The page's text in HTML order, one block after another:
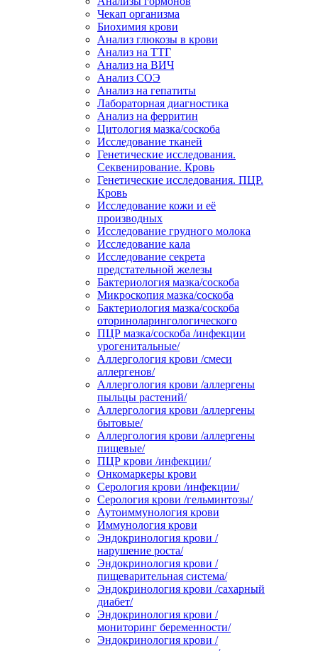
Чекап организма
Биохимия крови
Анализ глюкозы в крови
Анализ на ТТГ
Анализ на ВИЧ
Анализ СОЭ
Анализ на гепатиты
Лабораторная диагностика
Анализ на ферритин
Цитология мазка/соскоба
Исследование тканей
Генетические исследования.
Секвенирование. Кровь
Генетические исследования. ПЦР.
Кровь
Исследование кожи и её
производных
Исследование грудного молока
Исследование кала
Исследование секрета
предстательной железы
Бактериология мазка/соскоба
Микроскопия мазка/соскоба
Бактериология мазка/соскоба
оториноларингологического
ПЦР мазка/соскоба /инфекции
урогенитальные/
Аллергология крови /смеси
аллергенов/
Аллергология крови /аллергены
пыльцы растений/
Аллергология крови /аллергены
бытовые/
Аллергология крови /аллергены
пищевые/
ПЦР крови /инфекции/
Онкомаркеры крови
Серология крови /инфекции/
Серология крови /гельминтозы/
Аутоиммунология крови
Иммунология крови
Эндокринология крови /
нарушение роста/
Эндокринология крови /
пищеварительная система/
Эндокринология крови /сахарный
диабет/
Эндокринология крови /
мониторинг беременности/
Эндокринология крови /